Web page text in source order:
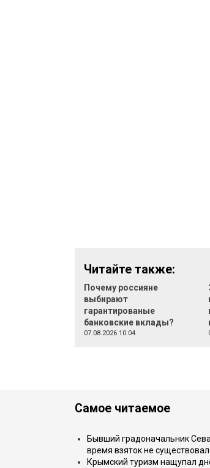
Читайте также:
Почему россияне
выбирают
гарантированые
банковские вклады?
07.08.2026 10:04
Самое читаемое
Бывший градоначальник
время взяток не
Крымский туризм нащупал